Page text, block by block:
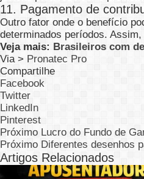
11. Pagamento de
Outro fator onde o benefício
determinados períodos.
Veja mais: Brasileiros com
Via > Pronatec Pro
Compartilhe
Facebook
Twitter
LinkedIn
Pinterest
Próximo Lucro do Fundo de
Próximo Diferentes desenhos
Artigos Relacionados